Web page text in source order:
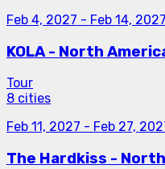
Feb 4, 2027 - Feb 14, 2027
KOLA - North
Tour
8 cities
Feb 11, 2027 - Feb 27,
The Hardkiss -